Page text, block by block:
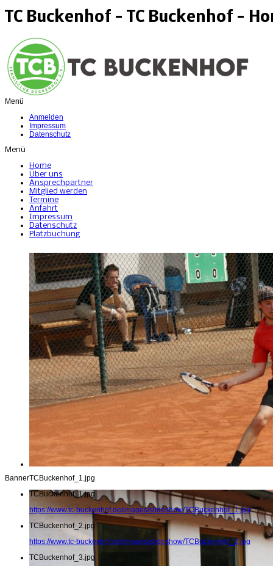
TC Buckenhof - TC Buckenhof -
Menü
Anmelden
Impressum
Datenschutz
Menü
Home
Über uns
Ansprechpartner
Mitglied werden
Termine
Anfahrt
Impressum
Datenschutz
Platzbuchung
TCBuckenhof_1.jpg
Banner
TCBuckenhof_1.jpg
https://www.tc-buckenhof.de/images/slideshow/TCBuckenhof_1.jpg
TCBuckenhof_2.jpg
https://www.tc-buckenhof.de/images/slideshow/TCBuckenhof_2.jpg
TCBuckenhof_3.jpg